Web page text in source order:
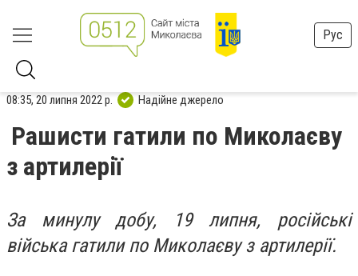
Рус
08:35, 20 липня 2022 р. Надійне джерело
Рашисти гатили по Миколаєву
з артилерії
За минулу добу, 19 липня, російські
війська гатили по Миколаєву з артилерії.